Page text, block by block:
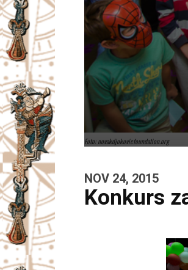
Foto: novakdjokovicfoundation.org
NOV 24, 2015
Konkurs